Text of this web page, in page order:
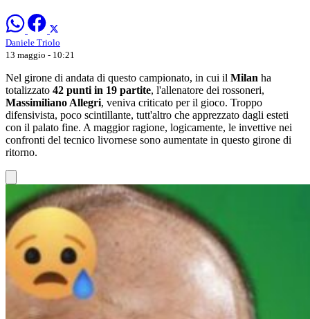
Daniele Triolo
13 maggio - 10:21
Nel girone di andata di questo campionato, in cui il Milan ha
totalizzato 42 punti in 19 partite, l'allenatore dei rossoneri,
Massimiliano Allegri, veniva criticato per il gioco. Troppo
difensivista, poco scintillante, tutt'altro che apprezzato dagli esteti
con il palato fine. A maggior ragione, logicamente, le invettive nei
confronti del tecnico livornese sono aumentate in questo girone di
ritorno.